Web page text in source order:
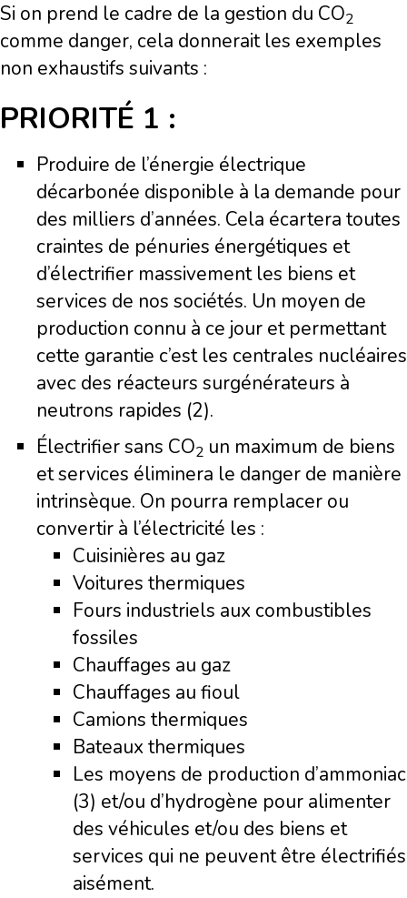
Si on prend le cadre de la gestion du CO2
comme danger, cela donnerait les exemples
non exhaustifs suivants :
PRIORITÉ 1 :
Produire de l’énergie électrique
décarbonée disponible à la demande pour
des milliers d’années. Cela écartera toutes
craintes de pénuries énergétiques et
d’électrifier massivement les biens et
services de nos sociétés. Un moyen de
production connu à ce jour et permettant
cette garantie c’est les centrales nucléaires
avec des réacteurs surgénérateurs à
neutrons rapides (2).
Électrifier sans CO2 un maximum de biens
et services éliminera le danger de manière
intrinsèque. On pourra remplacer ou
convertir à l’électricité les :
Cuisinières au gaz
Voitures thermiques
Fours industriels aux combustibles
fossiles
Chauffages au gaz
Chauffages au fioul
Camions thermiques
Bateaux thermiques
Les moyens de production d’ammoniac
(3) et/ou d’hydrogène pour alimenter
des véhicules et/ou des biens et
services qui ne peuvent être électrifiés
aisément.